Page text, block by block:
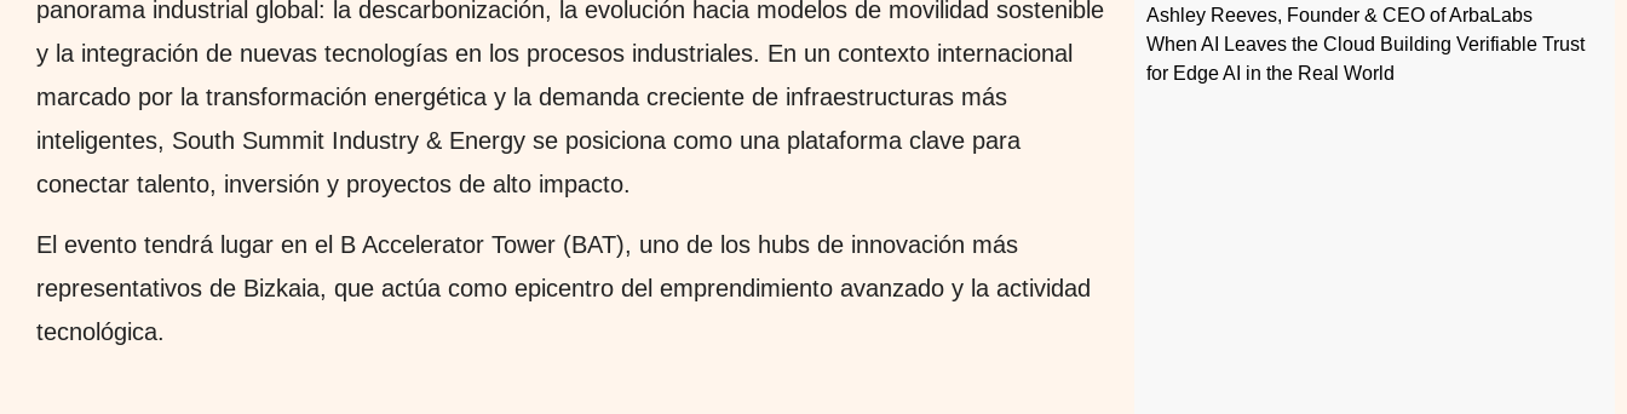
panorama industrial global: la descarbonización, la evolución hacia modelos de movilidad sostenible
y la integración de nuevas tecnologías en los procesos industriales. En un contexto internacional
marcado por la transformación energética y la demanda creciente de infraestructuras más
inteligentes, South Summit Industry & Energy se posiciona como una plataforma clave para
conectar talento, inversión y proyectos de alto impacto.
El evento tendrá lugar en el B Accelerator Tower (BAT), uno de los hubs de innovación más
representativos de Bizkaia, que actúa como epicentro del emprendimiento avanzado y la actividad
tecnológica.
Ashley Reeves, Founder & CEO of ArbaLabs
When AI Leaves the Cloud Building Verifiable Trust
for Edge AI in the Real World